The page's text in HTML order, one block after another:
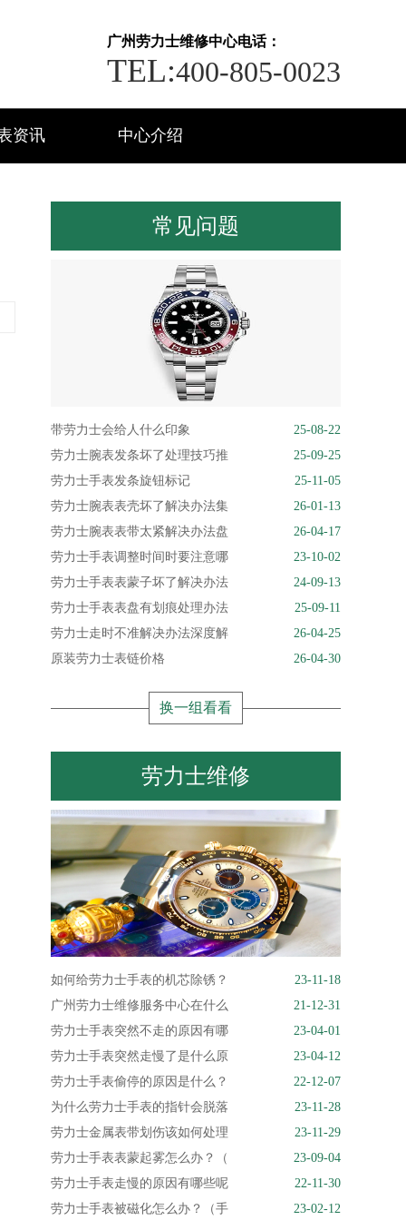
广州劳力士维修中心电话：
TEL:400-805-0023
资讯 中心介绍
常见问题
带劳力士会给人什么印象
25-08-22
劳力士腕表发条坏了处理技巧推
25-09-25
劳力士手表发条旋钮标记
25-11-05
劳力士腕表表壳坏了解决办法集
26-01-13
劳力士腕表表带太紧解决办法盘
26-04-17
劳力士手表调整时间时要注意哪
23-10-02
劳力士手表表蒙子坏了解决办法
24-09-13
劳力士手表表盘有划痕处理办法
25-09-11
劳力士走时不准解决办法深度解
26-04-25
原装劳力士表链价格
26-04-30
换一组看看
劳力士维修
如何给劳力士手表的机芯除锈？
23-11-18
广州劳力士维修服务中心在什么
21-12-31
劳力士手表突然不走的原因有哪
23-04-01
劳力士手表突然走慢了是什么原
23-04-12
劳力士手表偷停的原因是什么？
22-12-07
为什么劳力士手表的指针会脱落
23-11-28
劳力士金属表带划伤该如何处理
23-11-29
劳力士手表表蒙起雾怎么办？（
23-09-04
劳力士手表走慢的原因有哪些呢
22-11-30
劳力士手表被磁化怎么办？（手
23-02-12